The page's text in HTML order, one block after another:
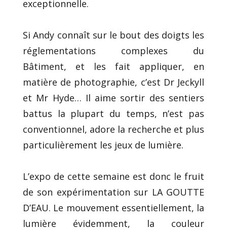
exceptionnelle.
Si Andy connaît sur le bout des doigts les
réglementations complexes du
Bâtiment, et les fait appliquer, en
matière de photographie, c’est Dr Jeckyll
et Mr Hyde… Il aime sortir des sentiers
battus la plupart du temps, n’est pas
conventionnel, adore la recherche et plus
particulièrement les jeux de lumière.
L’expo de cette semaine est donc le fruit
de son expérimentation sur LA GOUTTE
D’EAU. Le mouvement essentiellement, la
lumière évidemment, la couleur